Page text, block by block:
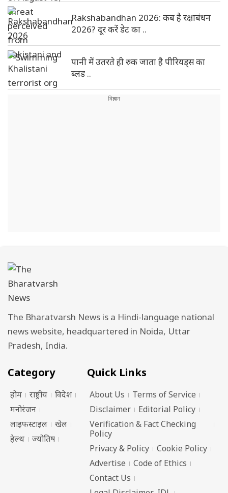
Rakshabandhan 2026: कब है रक्षाबंधन
2026? दूर करें डेट का ..
पानी में उतरते ही रुक जाता है पीरियड्स का
ब्लड ..
The Bharatvarsh News is a Hindi-language national
news website, headquartered in Noida, Uttar
Pradesh, India.
Category
होम राष्ट्रीय
विदेश
मनोरंजन
लाइफस्टाइल
खेल
हेल्थ
ज्योतिष
Quick Links
About Us
Terms of Service
Disclaimer
Editorial Policy
Verification & Fact Checking
Policy
Privacy & Policy
Cookie Policy
Advertise
Code of Ethics
Contact Us